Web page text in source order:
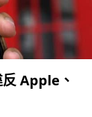
Apple、